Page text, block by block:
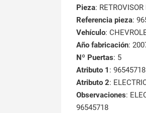
Pieza:
Referencia pieza:
Vehículo:
Año fabricación:
Nº Puertas: 5
Atributo 1 : 96545718
Atributo 2:
Observaciones:
96545718